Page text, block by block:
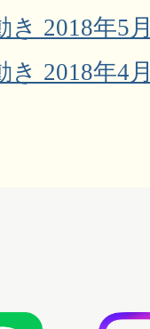
き 2018年5
き 2018年4